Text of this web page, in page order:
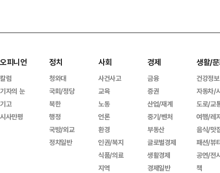
오피니언
칼럼
기자의 눈
기고
시사만평
정치
청와대
국회/정당
북한
행정
국방/외교
정치일반
사회
사건사고
교육
노동
언론
환경
인권/복지
식품/의료
지역
경제
금융
증권
산업/재계
중기/벤처
부동산
글로벌경제
생활경제
경제일반
생활/
건강정보
자동차/
도로/교
여행/레
음식/맛
패션/뷰
공연/전
책